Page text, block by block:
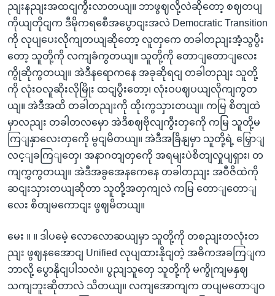
ညျးနညျးအထငျကွီးလာတယျ။ ဘာဖွဈလို့လဲဆိုတော့ စဈတပျ
ကိုယျတိုငျက ဒီမိုကရစေီအပွောငျးအလဲ Democratic Transition
ကို လုပျပေးလိုကျတယျဆိုတော့ လူတှကေ တခါတညျးအံ့သွပွီး
တော့ သူတို့ကို လကျခံကွတယျ။ သူတို့ကို တောျတောျလေး
ကွိုဆိုကွတယျ။ အဲဒီနရောကနေ အခုဆိုရငျ တခါတညျး သူတို့
ကို လုံးဝလူဆိုးလိုမြိုး ထငျပွီးတော့၊ လုံးဝပဈပယျလိုကျကွတ
ယျ။ အဲဒီအထိ တခါတညျးကို ထိုးကွသှားတယျ။ ကမြ စိတျထဲ
မှာလညျး တခါတလမှော အဲဒီစဈဗိုလျကွီးတှကေို ကမြ သူတို့မ
ကြျနှာလေးတှကေို မွငျမိတယျ။ အဲဒီအခြိနျမှာ သူတို့ရဲ့ မြှောျ
လင့ျခကြျတှေ၊ အနာဂတျတှကေို အရမျးပဲစိတျလှုပျရှား၊ တ
ကျကွှကွတယျ။ အဲဒီအခွအေနကေနေ တခါတညျး အဝီဇိထဲကို
ဆငျးသှားတယျဆိုတာ သူတို့အတှကျလဲ ကမြ တောျတောျ
လေး စိတျမကောငျး ဖွဈမိတယျ။
မေး ။ ။ ဒါပမေဲ့ လောလောဆယျမှာ သူတို့ကို တစညျးတလုံးတ
ညျး ဖွဈနအေောငျ Unified လုပျထားနိုငျတဲ့ အဓိကအခကြျက
ဘာလို့ ပွောနိုငျပါသလဲ။ ပွညျသူတှေ သူတို့ကို မကွိုကျမနှဈ
သကျဘူးဆိုတာလဲ သိတယျ။ လကျအောကျက တပျမတောျဝ